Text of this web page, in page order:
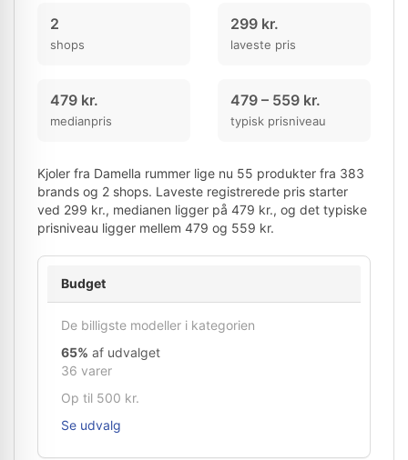
2
shops
299 kr.
laveste pris
479 kr.
medianpris
479 – 559 kr.
typisk prisniveau
Kjoler fra Damella rummer lige nu 55 produkter fra 383
brands og 2 shops. Laveste registrerede pris starter
ved 299 kr., medianen ligger på 479 kr., og det typiske
prisniveau ligger mellem 479 og 559 kr.
Budget
De billigste modeller i kategorien
65% af udvalget
36 varer
Op til 500 kr.
Se udvalg